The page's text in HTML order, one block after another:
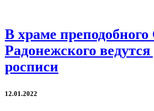
В храме преподобного
Радонежского
росписи
12.01.2022